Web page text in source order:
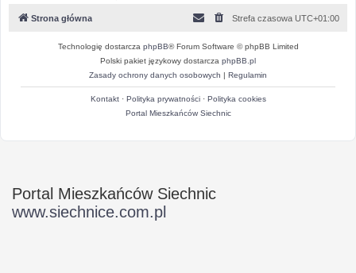
Strona główna Strefa czasowa UTC+01:00
Technologię dostarcza phpBB® Forum Software © phpBB Limited
Polski pakiet językowy dostarcza phpBB.pl
Zasady ochrony danych osobowych | Regulamin
Kontakt· Polityka prywatności· Polityka cookies
Portal Mieszkańców Siechnic
Portal Mieszkańców Siechnic
www.siechnice.com.pl